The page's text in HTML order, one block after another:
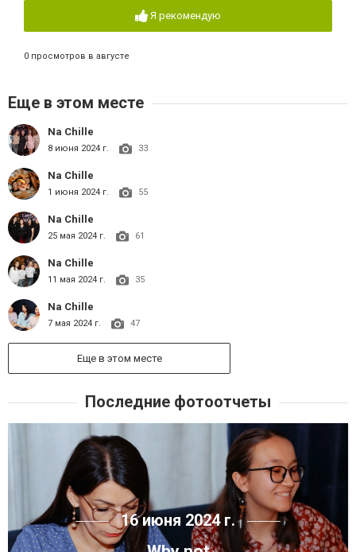
Я рекомендую
0 просмотров в августе
Еще в этом месте
Na Chille
8 июня 2024 г. 33
Na Chille
1 июня 2024 г. 55
Na Chille
25 мая 2024 г. 61
Na Chille
11 мая 2024 г. 35
Na Chille
7 мая 2024 г. 47
Еще в этом месте
Последние фотоотчеты
16 июня 2024 г.